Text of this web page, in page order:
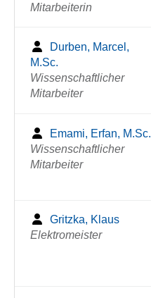
Mitarbeiterin
Durben, Marcel,
M.Sc.
Wissenschaftlicher
Mitarbeiter
Emami, Erfan, M.Sc.
Wissenschaftlicher
Mitarbeiter
Gritzka, Klaus
Elektromeister